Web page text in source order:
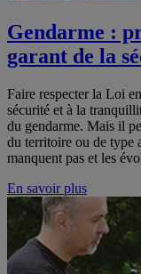
Gendarme :
garant de la
Faire respecter la Loi
sécurité et à la
du gendarme. Mais il
du territoire ou de type
manquent pas et les
En savoir plus